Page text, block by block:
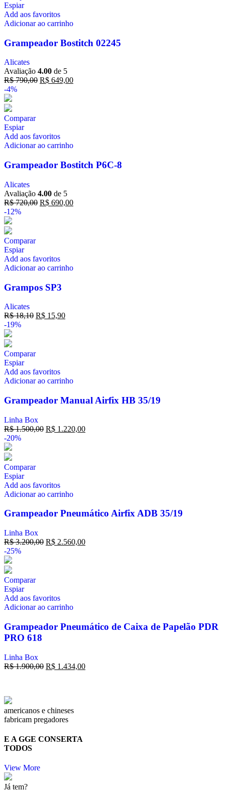
Espiar
Add aos favoritos
Adicionar ao carrinho
Grampeador Bostitch 02245
Alicates
Avaliação 4.00 de 5
R$790,00 R$ 649,00
-4%
Comparar
Espiar
Add aos favoritos
Adicionar ao carrinho
Grampeador Bostitch P6C-8
Alicates
Avaliação 4.00 de 5
R$720,00 R$ 690,00
-12%
Comparar
Espiar
Add aos favoritos
Adicionar ao carrinho
Grampos SP3
Alicates
R$18,10 R$ 15,90
-19%
Comparar
Espiar
Add aos favoritos
Adicionar ao carrinho
Grampeador Manual Airfix HB 35/19
Linha Box
R$1.500,00 R$ 1.220,00
-20%
Comparar
Espiar
Add aos favoritos
Adicionar ao carrinho
Grampeador Pneumático Airfix ADB 35/19
Linha Box
R$3.200,00 R$ 2.560,00
-25%
Comparar
Espiar
Add aos favoritos
Adicionar ao carrinho
Grampeador Pneumático de Caixa de Papelão PDR
PRO 618
Linha Box
R$1.900,00 R$ 1.434,00
americanos e chineses
fabricam pregadores
E A GGE CONSERTA
TODOS
View More
Já tem?